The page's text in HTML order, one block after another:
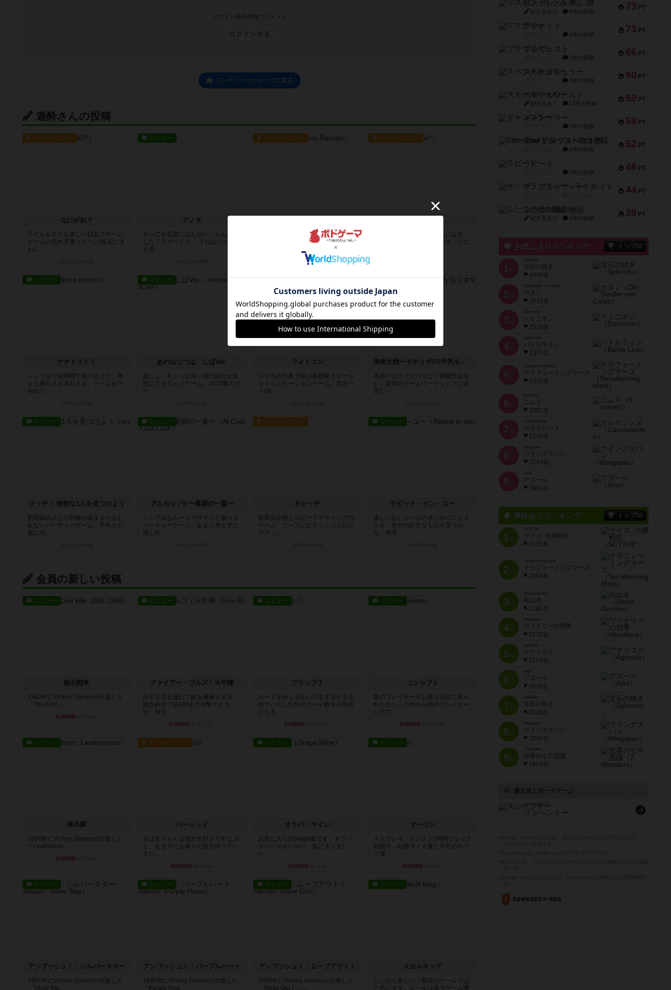
ログイン/会員登録でコメント
ログインする
スシベントーのトップに戻る
遊酔さんの投稿
ルール/インスト
なにがお？
子どもも大人も楽しい顔あてゲーム
ゲームの流れ手番（ターン)を左にま
わし...
レビュー
アノネ
すべてを言葉にはしない、ふんわり
したドラマづくり。 うちはいつも２
人用...
ルール/インスト
江戸の長屋にタイムスリップ。手札
から選んだ写真にセリフをあて、 全
2年以上前の投稿
ルール/インスト
フツーの雑談が推理ゲームになる、
気持ち味わう不思議なカルタ。なに
レビュー
ナナトリドリ
シンプルで短時間で遊べるけど、考
える面白さも味わえる。ゲーム会で
初めて...
レビュー
あのねじつは しばVer.
楽しく、ちょっと深い自己紹介が自
然にできちゃうゲーム。2023春のゲ
ー...
ルール/インスト
フォトコン
スマホの写真で遊ぶ新感覚イメージ
コミュニケーションゲーム。賞カー
ド(表...
レビュー
美術大戦〜モナリザVS牛乳を注ぐ女VSサトゥルヌス
名画パロディだけでなく戦略性も深
い。前回のゲームマーケットでご近
所だっ...
レビュー
マッチ！ 特別な1人を見つけよう
初対面の人との距離が縮まるかもし
れないパーティーゲーム。手札のお
題に沿...
レビュー
アルカジノ9 〜最期の一葉〜
シンプルなルールでサクッと遊べる
パーティーゲーム。あまり考えずに
楽しめ...
ルール/インスト
キャッチ
新商品企画とコピーライティングの
ゲーム ニーズにピタッとココロに
ググっ...
レビュー
ラビット・イン・ユー
楽しいおしゃべりのきっかけになる
かも。自分の好きなものを言うの
も、相手...
会員の新しい投稿
レビュー
南北戦争
1983年にVictory Gamesが出版した
『The Civil ...
約2時間前
レビュー
ファイアー・ブルズ / 火牛陣
火牛を引き連れて敵を殲滅させる。
縦か斜めで前2列まで攻撃できる
が、自分...
約4時間前
レビュー
フリップ７
カードをめくるかパスをするかを決
めてパスした時のカード数字が得点
になる...
約4時間前
レビュー
コンセプト
親のプレイヤーがお題を決めて限ら
れたヒントの中から他のプレイヤー
に当て...
約4時間前
レビュー
海兵隊
1988年にVictory Gamesが出版した
『Leathernec...
約5時間前
ルール/インスト
パーミッド
おばあちゃんは猫が大好きです!しか
し、あまりにも多くの猫を飼ってい
るた...
約5時間前
レビュー
オラパ・マイン
お気に入りのplayte製です。オラパ
スペースからやり、気に入りまし
た...
約5時間前
レビュー
マーリン
４人プレイ。インスト1時間プレイ2
時間半。結構ダイス運と手札のカー
ド運...
約6時間前
レビュー
アンブッシュ！：シルバースター
1987年にVictory Gamesが出版した
『Silver Sta...
レビュー
アンブッシュ！：パープルハート
1985年にVictory Gamesが出版した
『Purple Hea...
レビュー
アンブッシュ！：ムーブアウト！
1984年にVictory Gamesが出版した
『Move Out！』...
レビュー
スカルキング
とにかく楽しい！最高のゲームでは
と思います。ルールは多少ゲーム慣
73 PT
リスボン・トラム 28
紹介文あり 9件の投稿
73 PT
アマナイト
1件の投稿
66 PT
ブラヴェスト
1件の投稿
60 PT
スペクタキュラー
1件の投稿
59 PT
スモールワールド
紹介文あり 13件の投稿
58 PT
ギャンブラー
2件の投稿
52 PT
Bitter End ブタペスト救出作戦
1件の投稿
46 PT
ラピード
1件の投稿
44 PT
ザ・フラッフィー・ライト
39 PT
ふたつの城の物語
紹介文あり 6件の投稿
お気に入りランキング トップ50
1 位
宝石の煌き
4040名
2 位
Die Siedler von Catan
カタン
3616名
3 位
ドミニオン
2528名
4位
Battle Line
バトルライン
2377名
5 位
Terraforming Mars
テラフォーミングマーズ
2370名
6 位
ニムト
2201名
7 位
Carcassonne
カルカソンヌ
2190名
8 位
Wingspan
ウイングスパン
2149名
9 位
Azul
アズール
1903名
興味ありランキング トップ50
1位
SCYTHE
サイズ -大鎌戦役-
2415名
2位
Terraforming Mars
テラフォーミングマーズ
2394名
3位
Stone Garden
枯山水
2281名
4位
Viticulture
ワイナリーの四季
2272名
5位
Agricola
アグリコラ
2119名
6位
Azul
アズール
2035名
7位
宝石の煌き
2028名
8位
Wingspan
ウイングスパン
2006名
9位
7 Wonders
世界の七不思議
1919名
最近見たボードゲーム
SUSHI BENTO
スシベントー